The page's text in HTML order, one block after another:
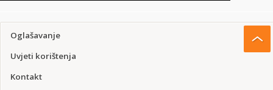
Oglašavanje
Uvjeti korištenja
Kontakt